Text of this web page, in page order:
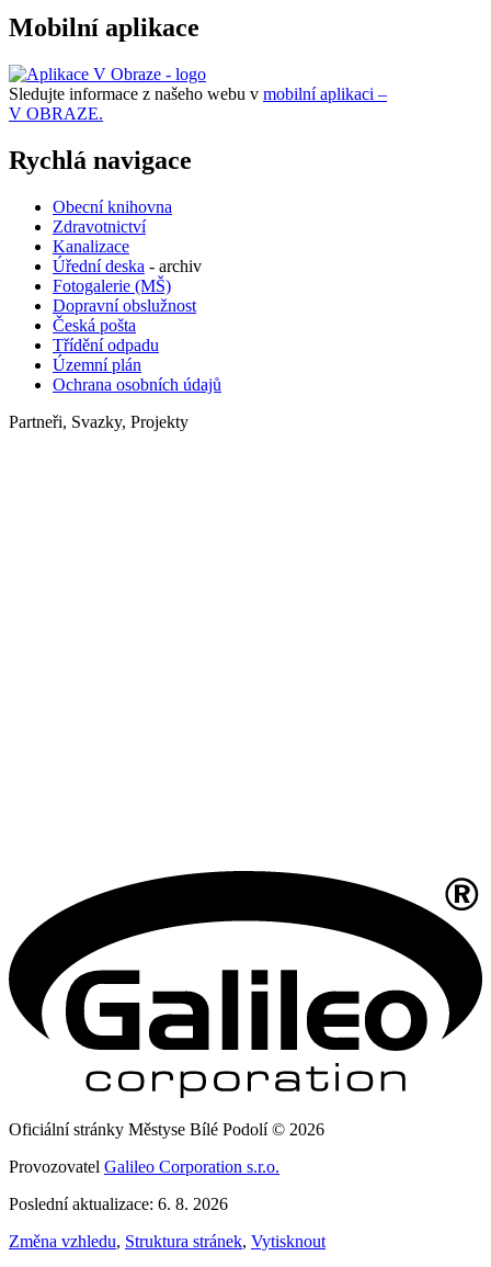
Mobilní aplikace
Sledujte informace z našeho webu v mobilní aplikaci –
V OBRAZE.
Rychlá navigace
Obecní knihovna
Zdravotnictví
Kanalizace
Úřední deska - archiv
Fotogalerie (MŠ)
Dopravní obslužnost
Česká pošta
Třídění odpadu
Územní plán
Ochrana osobních údajů
Partneři, Svazky, Projekty
Oficiální stránky Městyse Bílé Podolí © 2026
Provozovatel Galileo Corporation s.r.o.
Poslední aktualizace: 6. 8. 2026
Změna vzhledu, Struktura stránek, Vytisknout